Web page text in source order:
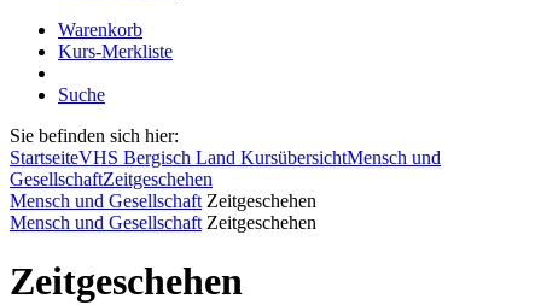
Warenkorb
Kurs-Merkliste
Suche
Sie befinden sich hier:
StartseiteVHS Bergisch Land KursübersichtMensch und
GesellschaftZeitgeschehen
Mensch und Gesellschaft Zeitgeschehen
Mensch und Gesellschaft Zeitgeschehen
Zeitgeschehen